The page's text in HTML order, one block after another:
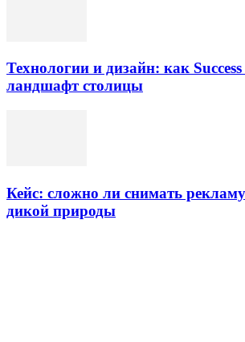
Технологии и дизайн: как
ландшафт столицы
Кейс: сложно ли снимать
дикой природы